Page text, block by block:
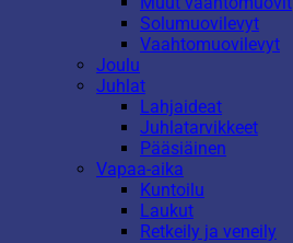
Solumuovilevyt
Vaahtomuovilevyt
Joulu
Juhlat
Lahjaideat
Juhlatarvikkeet
Pääsiäinen
Vapaa-aika
Kuntoilu
Laukut
Retkeily ja veneily